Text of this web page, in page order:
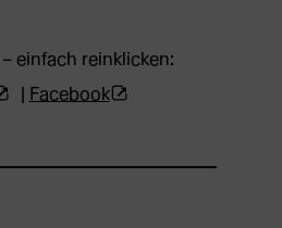
einfach reinklicken:
| Facebook(Öffnet
Webseite